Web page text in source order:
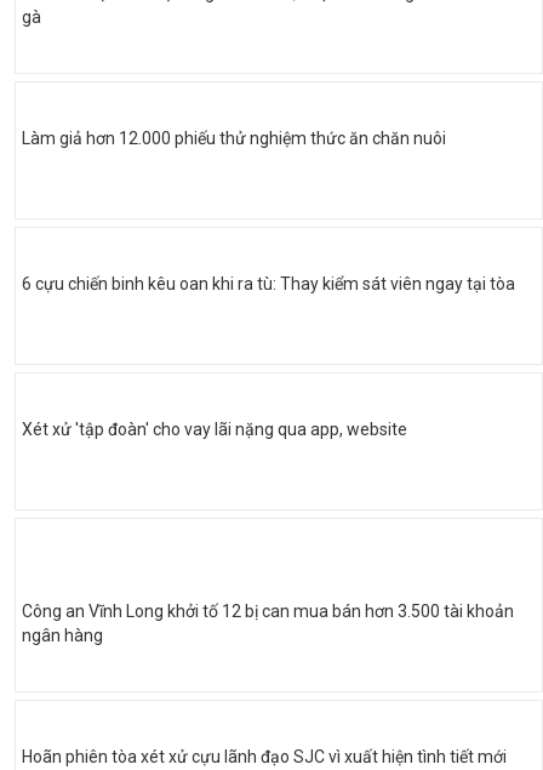
gà
Làm giả hơn 12.000 phiếu thử nghiệm thức ăn chăn nuôi
6 cựu chiến binh kêu oan khi ra tù: Thay kiểm sát viên ngay tại tòa
Xét xử 'tập đoàn' cho vay lãi nặng qua app, website
Công an Vĩnh Long khởi tố 12 bị can mua bán hơn 3.500 tài khoản
ngân hàng
Hoãn phiên tòa xét xử cựu lãnh đạo SJC vì xuất hiện tình tiết mới